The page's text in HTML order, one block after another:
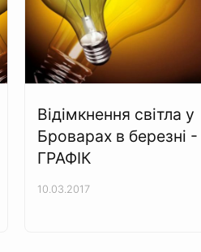
Відімкнення світла у
Броварах в березні -
ГРАФІК
10.03.2017